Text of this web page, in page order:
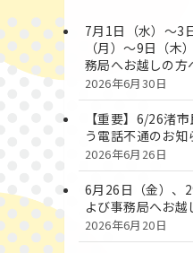
7月1日（水）～3
（月）～9日（木
務局へお越しの方
2026年6月30日
【重要】6/26渚
う電話不通のお知
2026年6月26日
6月26日（金）、
よび事務局へお越
2026年6月20日